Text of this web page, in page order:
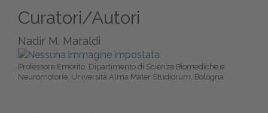
Curatori/Autori
Nadir M. Maraldi
Professore Emerito, Dipartimento di Scienze Biomediche e
Neuromotorie, Università Alma Mater Studiorum, Bologna